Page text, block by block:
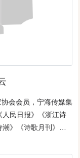
的小驴我盼望你把
沼泽去鸟语花香的
的风筝》曾经，你是
不离开视线终，扛
河山绣绿雪花，一
，一座老宅院都把
会会员，宁海传媒集
民日报》《浙江诗
》《诗歌月刊》
选《中国年度诗歌》
文学奖、“屈原杯”全